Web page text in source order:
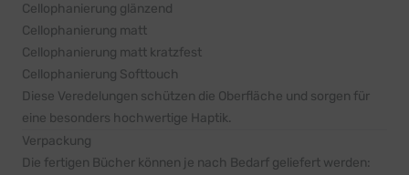
Cellophanierung glänzend
Cellophanierung matt
Cellophanierung matt kratzfest
Cellophanierung Softtouch
Diese Veredelungen schützen die Oberfläche und sorgen für
eine besonders hochwertige Haptik.
Verpackung
Die fertigen Bücher können je nach Bedarf geliefert werden: